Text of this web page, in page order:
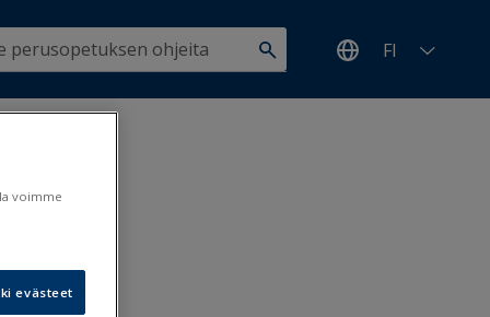
FI
voimme
evästeet